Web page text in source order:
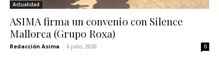
Actualidad
ASIMA firma un convenio con Silence
Mallorca (Grupo Roxa)
Redacción Asima - 6 julio, 2020 0